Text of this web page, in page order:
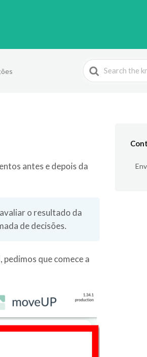
Search
For
antes e depois da
o resultado da
de decisões.
que comece a